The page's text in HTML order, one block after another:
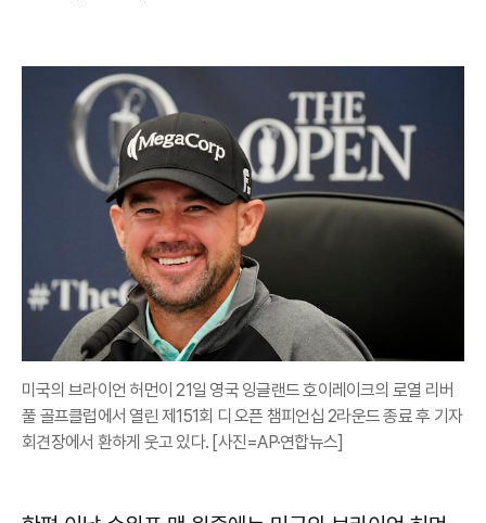
미국의 브라이언 허먼이 21일 영국 잉글랜드 호이레이크의 로열 리버
풀 골프클럽에서 열린 제151회 디 오픈 챔피언십 2라운드 종료 후 기자
회견장에서 환하게 웃고 있다. [사진=AP·연합뉴스]